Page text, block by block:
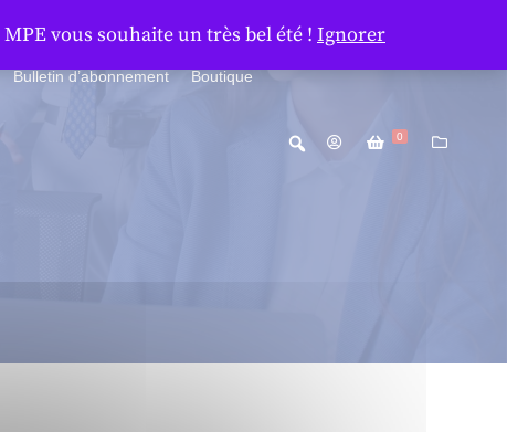
Bulletin d’abonnement Boutique
0
vous souhaite un très bel été ! Ignorer